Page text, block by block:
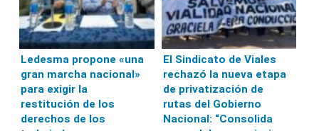
Ledesma propone «una
gran marcha nacional»
para exigir la
restitución de los
derechos de los
El Sindicato de Viales
rechazó la nueva etapa
de privatización de
rutas del Gobierno
Nacional: “Consolida